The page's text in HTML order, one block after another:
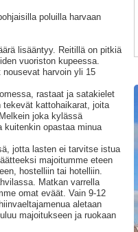
poluilla harvaan
lisääntyy. Reitillä on pitkiä
vuoriston kupeessa.
harvoin yli 15
rastaat ja satakielet
tekevät kattohaikarat, joita
joka kylässä
kuitenkin opastaa minua
jotta lasten ei tarvitse istua
majoitumme eteen
hostelliin tai hotelliin.
Matkan varrella
omat eväät. Vain 9-12
aletaan
majoitukseen ja ruokaan